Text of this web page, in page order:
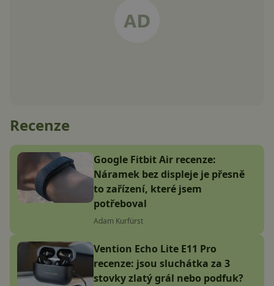
Recenze
Google Fitbit Air recenze:
Náramek bez displeje je přesně
to zařízení, které jsem
potřeboval
Adam Kurfürst
Vention Echo Lite E11 Pro
recenze: jsou sluchátka za 3
stovky zlatý grál nebo podfuk?